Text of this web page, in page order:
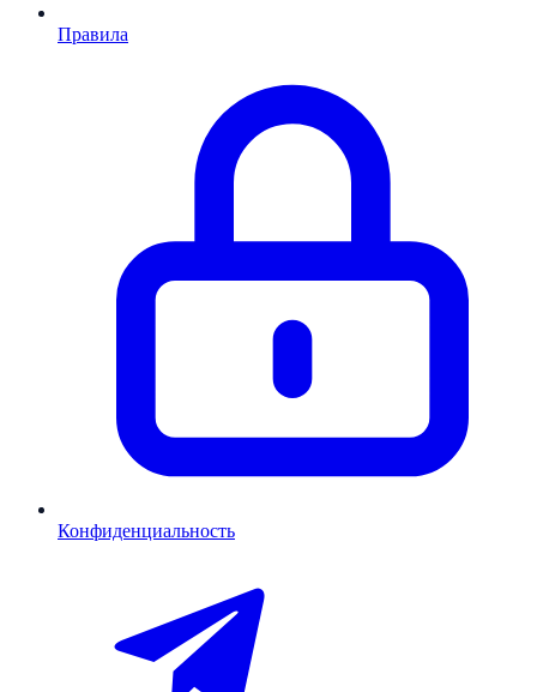
Правила
Конфиденциальность